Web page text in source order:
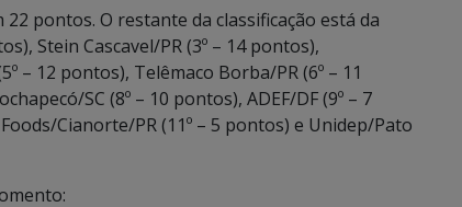
pontos. O restante da classificação está da
Stein Cascavel/PR (3º – 14 pontos),
– 12 pontos), Telêmaco Borba/PR (6º – 11
SC (8º – 10 pontos), ADEF/DF (9º – 7
Cianorte/PR (11º – 5 pontos) e Unidep/Pato